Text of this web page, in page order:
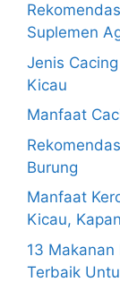
Suplemen
Jenis
Kicau
Manfaat
Burung
Manfaat
Kicau,
13
Terbaik